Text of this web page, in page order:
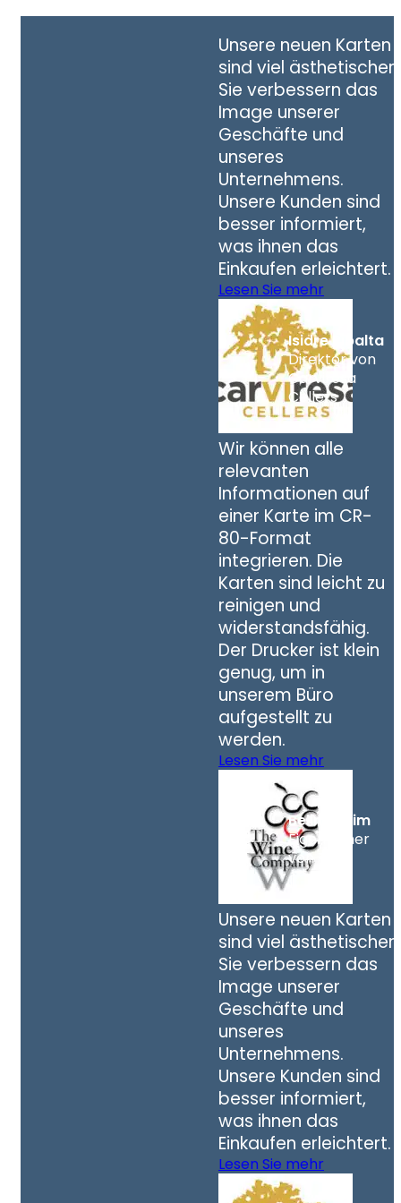
Unsere neuen Karten
sind viel ästhetischer.
Sie verbessern das
Image unserer
Geschäfte und
unseres
Unternehmens.
Unsere Kunden sind
besser informiert,
was ihnen das
Einkaufen erleichtert.
Lesen Sie mehr
Isidre Ribalta
Direktor von
Carviresa
Cellers
Wir können alle
relevanten
Informationen auf
einer Karte im CR-
80-Format
integrieren. Die
Karten sind leicht zu
reinigen und
widerstandsfähig.
Der Drucker ist klein
genug, um in
unserem Büro
aufgestellt zu
werden.
Lesen Sie mehr
Belinda Lim
Eigentümer
von TWC
Unsere neuen Karten
sind viel ästhetischer.
Sie verbessern das
Image unserer
Geschäfte und
unseres
Unternehmens.
Unsere Kunden sind
besser informiert,
was ihnen das
Einkaufen erleichtert.
Lesen Sie mehr